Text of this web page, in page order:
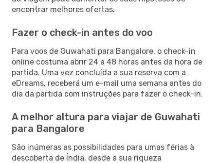
encontrar melhores ofertas.
Fazer o check-in antes do voo
Para voos de Guwahati para Bangalore, o check-in
online costuma abrir 24 a 48 horas antes da hora de
partida. Uma vez concluída a sua reserva com a
eDreams, receberá um e-mail uma semana antes do
dia da partida com instruções para fazer o check-in.
A melhor altura para viajar de Guwahati
para Bangalore
São inúmeras as possibilidades para umas férias à
descoberta de Índia, desde a sua riqueza